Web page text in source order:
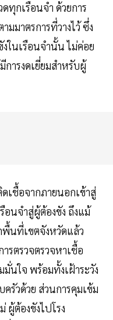
ดทุกเรือนจำ ด้วยการ
มมาตรการที่วางไว้ ซึ่ง
ในเรือนจำนั้น ไม่ค่อย
ารงดเยี่ยมสำหรับผู้
ดเชื้อจากภายนอกเข้าสู่
อนจำสู่ผู้ต้องขัง ถึงแม้
นที่เขตจังหวัดแล้ว
รตรวจตรวจหาเชื้อ
นใจ พร้อมทั้งเฝ้าระวัง
รัวด้วย ส่วนการคุมเข้ม
ผู้ต้องขังไปโรง